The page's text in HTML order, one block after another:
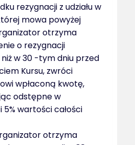
rezygnacji z udziału w
mowa powyżej
otrzyma
o rezygnacji
w 30 -tym dniu przed
Kursu, zwróci
wpłaconą kwotę,
odstępne w
5% wartości całości
otrzyma